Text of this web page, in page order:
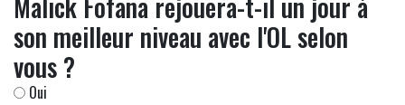
son meilleur niveau avec l'OL selon
vous ?
Oui